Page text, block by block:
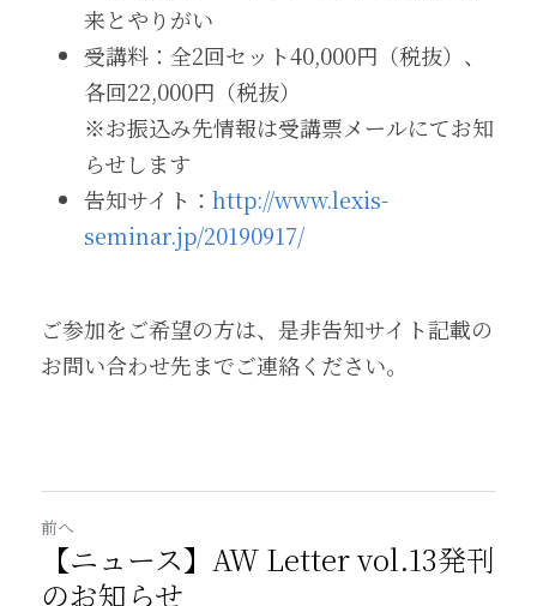
来とやりがい
受講料：全2回セット40,000円（税抜）、
各回22,000円（税抜）
※お振込み先情報は受講票メールにてお知
らせします
告知サイト： http://www.lexis-
seminar.jp/20190917/
ご参加をご希望の方は、是非告知サイト記載の
お問い合わせ先までご連絡ください。
前へ
【ニュース】AW Letter vol.13発刊
のお知らせ